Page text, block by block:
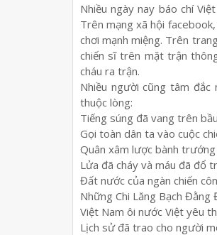
Nhiều ngày nay báo chí Việt
Trên mạng xã hội
chơi mạnh miệng. Trên
chiến sĩ trên mặt trận
cháu ra trận.
Nhiều người cũng tâm đắc
thuộc lòng:
Tiếng súng đã vang trên bầ
Gọi toàn dân ta vào cuộc chi
Quân xâm lược bành trướ
L ửa đã cháy và máu đã đổ
Đất nước của ngàn chiến
Những Chi Lăng Bạch Đằng
Việt Nam ôi nước Việt yêu th
L ịch sửđã trao cho người m